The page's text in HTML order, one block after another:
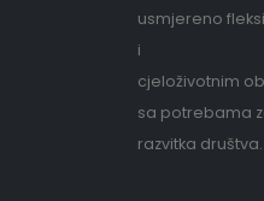
usmjereno
i
cjeloživotnim
sa potrebama
razvitka društva.